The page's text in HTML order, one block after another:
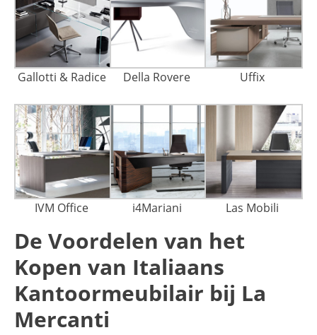
Gallotti & Radice Della Rovere Uffix
IVM Office i4Mariani Las Mobili
De Voordelen van het
Kopen van Italiaans
Kantoormeubilair bij La
Mercanti